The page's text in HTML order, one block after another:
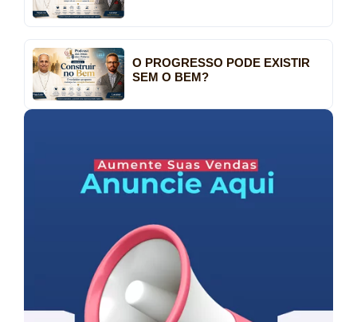
O PROGRESSO PODE EXISTIR
SEM O BEM?